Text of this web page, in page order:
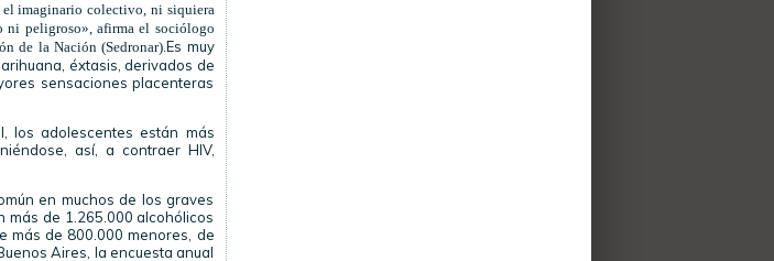
el imaginario colectivo, ni siquiera
ni peligroso», afirma el sociólogo
de la Nación (Sedronar).Es muy
éxtasis, derivados de
sensaciones placenteras
los adolescentes están más
así, a contraer HIV,
en muchos de los graves
más de 1.265.000 alcohólicos
más de 800.000 menores, de
Aires, la encuesta anual